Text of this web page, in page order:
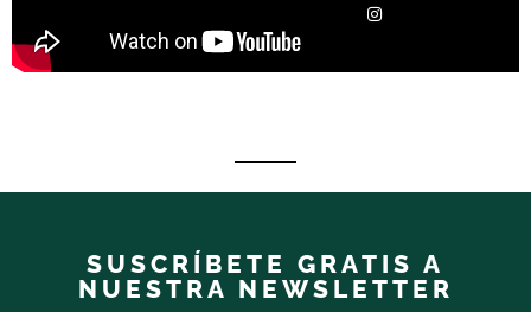
SUSCRÍBETE GRATIS A
NUESTRA NEWSLETTER